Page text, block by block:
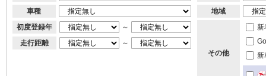
車種
初度登録年
～
走行距離
～
地域
その他
新
新